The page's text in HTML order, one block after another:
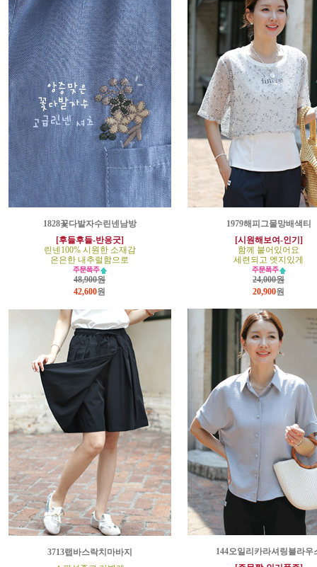
1828꽃다발자수린넨남방
[후들후들-반응굿]
린넨100% 시원한 소재감
은은한 내추럴함으로
48,900원
42,600원
1979해피그물망배색티
[시원해보여-인기]
함께 붙어있어요
세련되고 엣지있게
24,000원
20,900원
3713랩바스락치마바지
144오일리카라셔링블라우